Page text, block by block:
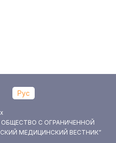
Рус
ОБЩЕСТВО С ОГРАНИЧЕННОЙ
МЕДИЦИНСКИЙ ВЕСТНИК”